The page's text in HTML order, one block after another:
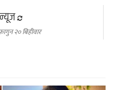
२० बिहीवार